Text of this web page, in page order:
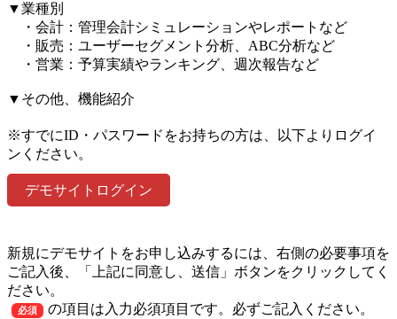
▼業種別​
・会計：管理会計シミュレーションやレポートなど​
・販売：ユーザーセグメント分析、ABC分析など​
・営業：予算実績やランキング、週次報告など​
▼その他、機能紹介​
※すでにID・パスワードをお持ちの方は、以下よりログイ
ンください。
デモサイトログイン
新規にデモサイトをお申し込みするには、右側の必要事項を
ご記入後、「上記に同意し、送信」ボタンをクリックしてく
ださい。
必須
の項目は入力必須項目です。必ずご記入ください。